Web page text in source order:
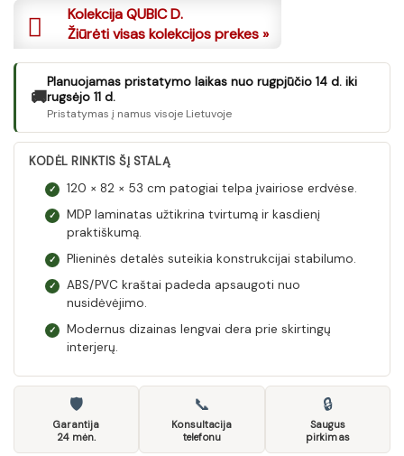
Kolekcija QUBIC D.
Žiūrėti visas kolekcijos prekes »
🚚
Planuojamas pristatymo laikas nuo rugpjūčio 14 d. iki
rugsėjo 11 d.
Pristatymas į namus visoje Lietuvoje
KODĖL RINKTIS ŠĮ STALĄ
✓ 120 × 82 × 53 cm patogiai telpa įvairiose erdvėse.
✓
MDP laminatas užtikrina tvirtumą ir kasdienį
praktiškumą.
✓ Plieninės detalės suteikia konstrukcijai stabilumo.
✓
ABS/PVC kraštai padeda apsaugoti nuo
nusidėvėjimo.
✓
Modernus dizainas lengvai dera prie skirtingų
interjerų.
🛡
Garantija
24 mėn.
📞
Konsultacija
telefonu
🔒
Saugus
pirkimas